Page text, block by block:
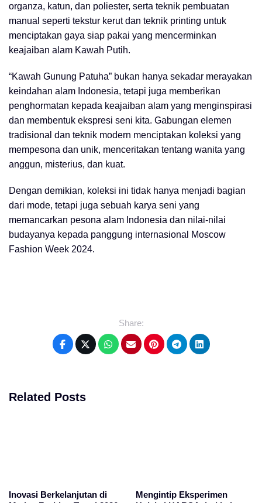
organza, katun, dan poliester, serta teknik pembuatan
manual seperti tekstur kerut dan teknik printing untuk
menciptakan gaya siap pakai yang mencerminkan
keajaiban alam Kawah Putih.
“Kawah Gunung Patuha” bukan hanya sekadar merayakan
keindahan alam Indonesia, tetapi juga memberikan
penghormatan kepada keajaiban alam yang menginspirasi
dan membentuk ekspresi seni kita. Gabungan elemen
tradisional dan teknik modern menciptakan koleksi yang
mempesona dan unik, menceritakan tentang wanita yang
anggun, misterius, dan kuat.
Dengan demikian, koleksi ini tidak hanya menjadi bagian
dari mode, tetapi juga sebuah karya seni yang
memancarkan pesona alam Indonesia dan nilai-nilai
budayanya kepada panggung internasional Moscow
Fashion Week 2024.
Share:
Related Posts
Inovasi Berkelanjutan di
Mengintip Eksperimen